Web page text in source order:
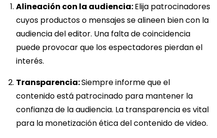
Alineación con la audiencia:Elija patrocinadores
cuyos productos o mensajes se alineen bien con la
audiencia del editor. Una falta de coincidencia
puede provocar que los espectadores pierdan el
interés.
Transparencia:Siempre informe que el
contenido está patrocinado para mantener la
confianza de la audiencia. La transparencia es vital
para la monetización ética del contenido de video.